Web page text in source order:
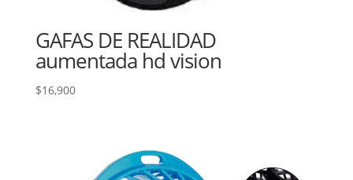
GAFAS DE REALIDAD
aumentada hd vision
$16,900